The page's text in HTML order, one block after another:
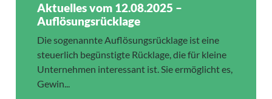
Aktuelles vom 12.08.2025 –
Auflösungsrücklage
Die sogenannte Auflösungsrücklage ist eine
steuerlich begünstigte Rücklage, die für kleine
Unternehmen interessant ist. Sie ermöglicht es,
Gewin...